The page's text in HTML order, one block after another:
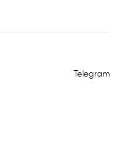
Telegram